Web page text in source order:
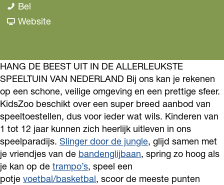
Z
o
o
r
d
s
Z
o
o
a
i
d
s
Z
o
o
Bel
i
Z
o
o
Websitev
K
i
d
s
Z
o
o
HANG DE BEEST UIT IN DE ALLERLEUKSTE
SPEELTUIN VAN NEDERLAND Bij ons kan je rekenen
op een schone, veilige omgeving en een prettige sfeer.
KidsZoo beschikt over een super breed aanbod van
speeltoestellen, dus voor ieder wat wils. Kinderen van
1 tot 12 jaar kunnen zich heerlijk uitleven in ons
speelparadijs. Slinger door de jungle, glijd samen met
je vriendjes van de bandenglijbaan, spring zo hoog als
je kan op de trampo’s, speel een
potje voetbal/basketbal, scoor de meeste punten